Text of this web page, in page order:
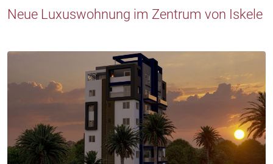
Neue Luxuswohnung im Zentrum von Iskele